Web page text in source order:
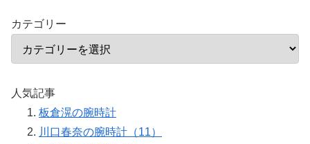
カテゴリー
人気記事
板倉滉の腕時計
川口春奈の腕時計（11）